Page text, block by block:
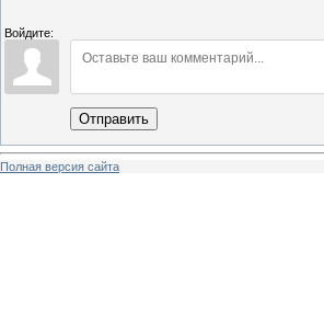
Войдите:
Отправить
Полная версия сайта